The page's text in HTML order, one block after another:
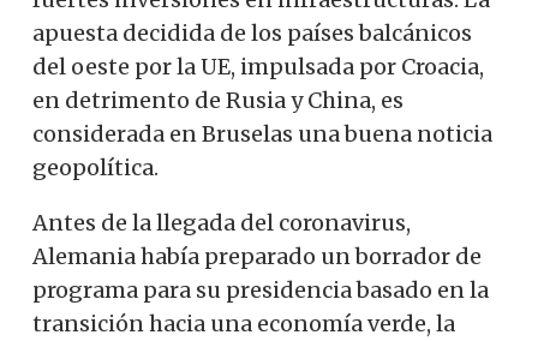
apuesta decidida de los países balcánicos
del oeste por la UE, impulsada por Croacia,
en detrimento de Rusia y China, es
considerada en Bruselas una buena noticia
geopolítica.
Antes de la llegada del coronavirus,
Alemania había preparado un borrador de
programa para su presidencia basado en la
transición hacia una economía verde, la